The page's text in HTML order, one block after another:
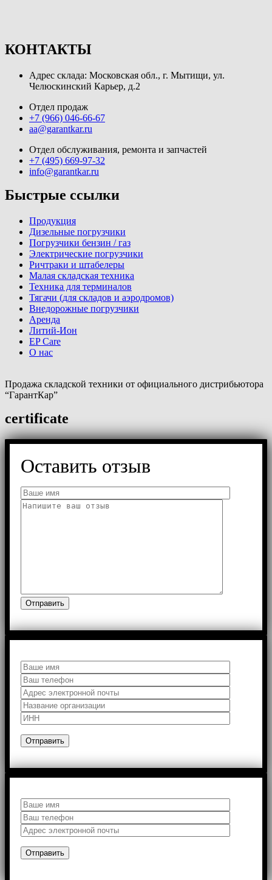
КОНТАКТЫ
Адрес склада: Московская обл., г. Мытищи, ул.
Челюскинский Карьер, д.2
Отдел продаж
+7 (966) 046-66-67
aa@garantkar.ru
Отдел обслуживания, ремонта и запчастей
+7 (495) 669-97-32
info@garantkar.ru
Быстрые ссылки
Продукция
Дизельные погрузчики
Погрузчики бензин / газ
Электрические погрузчики
Ричтраки и штабелеры
Малая складская техника
Техника для терминалов
Тягачи (для складов и аэродромов)
Внедорожные погрузчики
Аренда
Литий-Ион
EP Care
О нас
Продажа складской техники от официального дистрибьютора
“ГарантКар”
certificate
Оставить отзыв